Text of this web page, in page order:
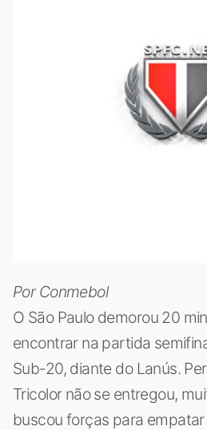
Por Conmebol
O São Paulo demorou 20
encontrar na partida
Sub-20, diante do Lanús.
Tricolor não se entregou,
buscou forças para empatar